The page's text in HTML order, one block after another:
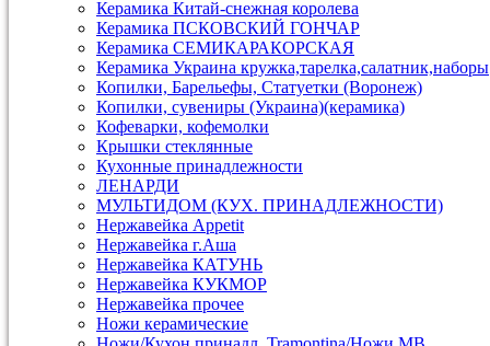
Керамика Китай-снежная королева
Керамика ПСКОВСКИЙ ГОНЧАР
Керамика СЕМИКАРАКОРСКАЯ
Керамика Украина кружка,тарелка,салатник,наборы
Копилки, Барельефы, Статуетки (Воронеж)
Копилки, сувениры (Украина)(керамика)
Кофеварки, кофемолки
Крышки стеклянные
Кухонные принадлежности
ЛЕНАРДИ
МУЛЬТИДОМ (КУХ. ПРИНАДЛЕЖНОСТИ)
Нержавейка Appetit
Нержавейка г.Аша
Нержавейка КАТУНЬ
Нержавейка КУКМОР
Нержавейка прочее
Ножи керамические